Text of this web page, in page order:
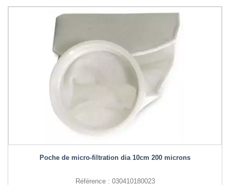
Poche de micro-filtration dia 10cm 200 microns
Référence : 030410180023